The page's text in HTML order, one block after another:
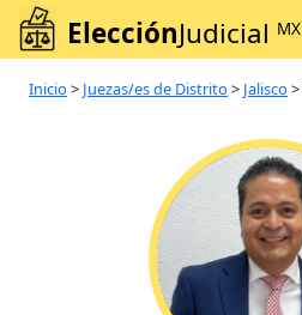
ElecciónJudicial MX
Inicio > Juezas/es de Distrito > Jalisco >